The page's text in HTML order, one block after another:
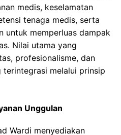
medis, keselamatan
tenaga medis, serta
untuk memperluas dampak
Nilai utama yang
profesionalisme, dan
terintegrasi melalui prinsip
Unggulan
Wardi menyediakan